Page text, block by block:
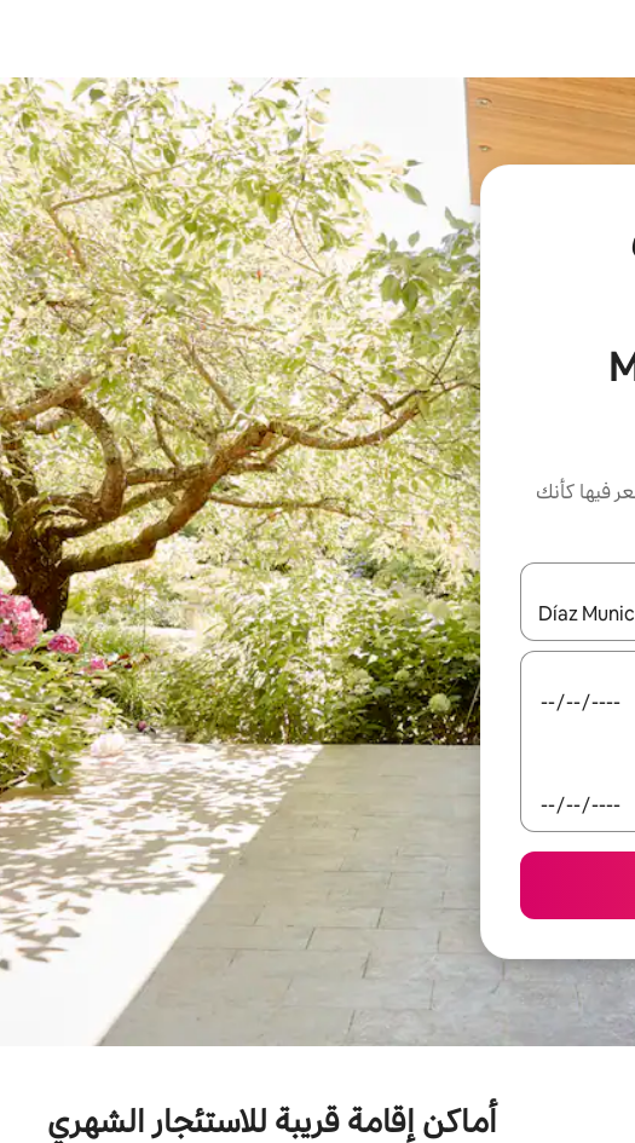
فيها كأنك
لأعلى ولأسفل أو استكشف عن طريق اللمس أو السحب.
أماكن إقامة قريبة للاستئجار الشهري